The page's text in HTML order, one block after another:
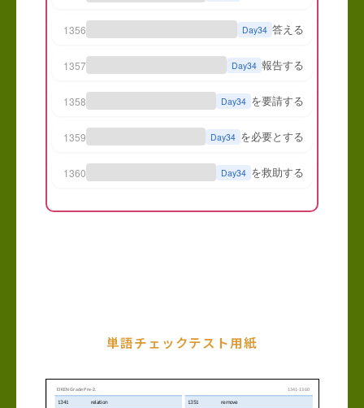
単語チェックテスト用紙